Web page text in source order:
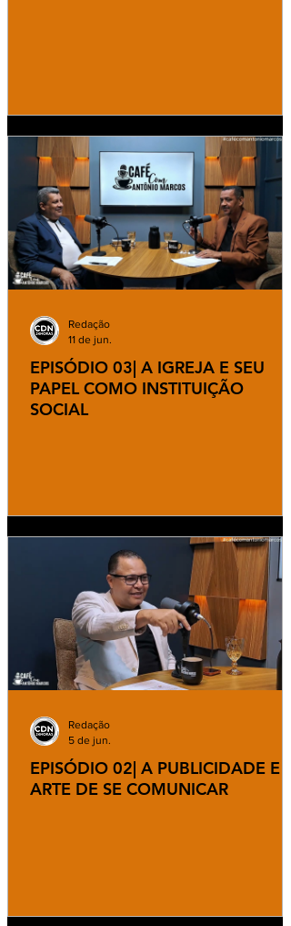
EPISÓDIO 03| A IGREJA E SEU
PAPEL COMO INSTITUIÇÃO
SOCIAL
Redação
11 de jun.
EPISÓDIO 02| A PUBLICIDADE E A
ARTE DE SE COMUNICAR
Redação
5 de jun.